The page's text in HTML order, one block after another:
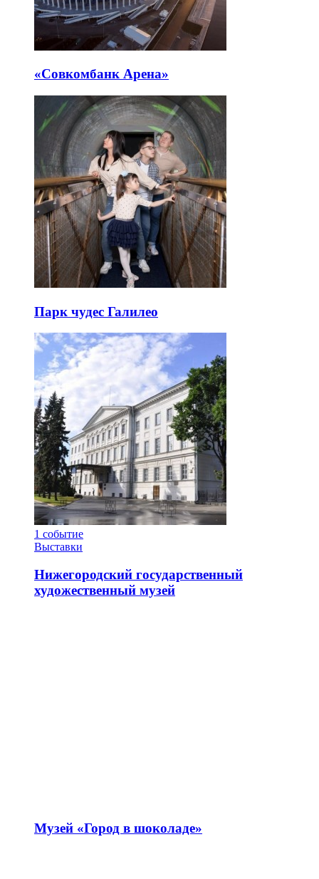
«Совкомбанк Арена⁠»
Парк чудес Галилео
1 событие
Выставки
Нижегородский государственный
художественный музей
Музей «Город в шоколаде»